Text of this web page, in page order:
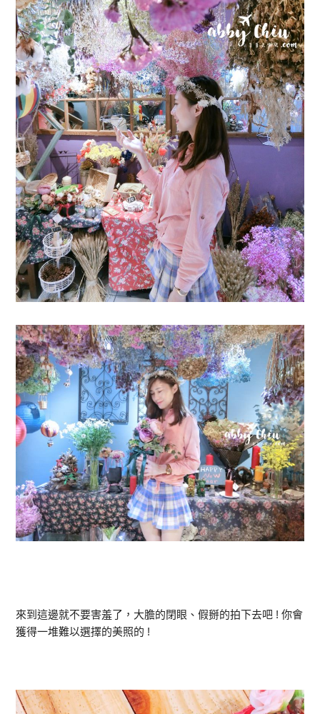
來到這邊就不要害羞了，大膽的閉眼、假掰的拍下去吧 ! 你會
獲得一堆難以選擇的美照的 !